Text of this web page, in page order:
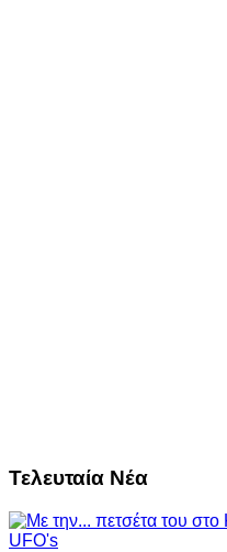
Τελευταία Νέα
UFO's